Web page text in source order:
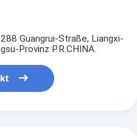
Guangrui-Straße, Liangxi-
Provinz P.R.CHINA.